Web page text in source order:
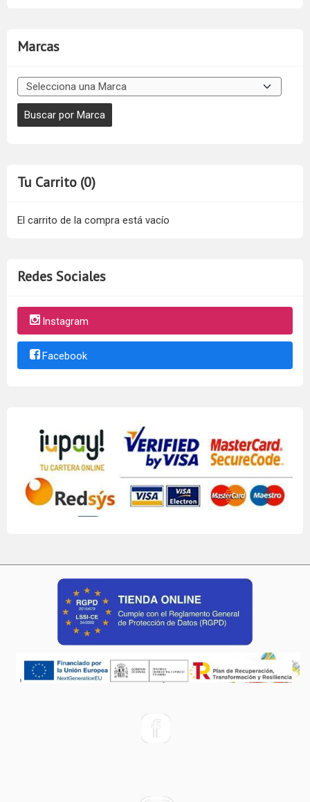
Marcas
Tu Carrito (0)
El carrito de la compra está vacío
Redes Sociales
Instagram
Facebook